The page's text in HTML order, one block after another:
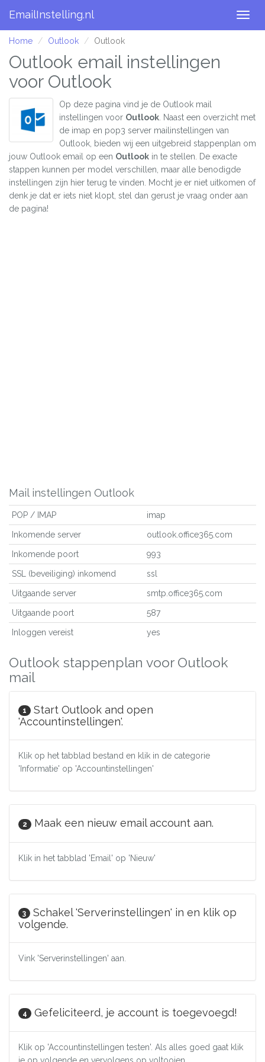
EmailInstelling.nl
Home Outlook Outlook
Outlook email instellingen
voor Outlook
Op deze pagina vind je de Outlook mail
instellingen voor Outlook . Naast een overzicht met
de imap en pop3 server mailinstellingen van
Outlook, bieden wij een uitgebreid stappenplan om
jouw Outlook email op een Outlook in te stellen. De exacte
stappen kunnen per model verschillen, maar alle benodigde
instellingen zijn hier terug te vinden. Mocht je er niet uitkomen of
denk je dat er iets niet klopt, stel dan gerust je vraag onder aan
de pagina!
Mail instellingen Outlook
POP / IMAP imap
Inkomende server outlook.office365.com
Inkomende poort 993
SSL (beveiliging) inkomend ssl
Uitgaande server smtp.office365.com
Uitgaande poort 587
Inloggen vereist yes
Outlook stappenplan voor Outlook
mail
1
Start Outlook and open
'Accountinstellingen'.
Klik op het tabblad bestand en klik in de categorie
'Informatie' op 'Accountinstellingen'
2 Maak een nieuw email account aan.
Klik in het tabblad 'Email' op 'Nieuw'
3
Schakel 'Serverinstellingen' in en klik op
volgende.
Vink 'Serverinstellingen' aan.
4 Gefeliciteerd, je account is toegevoegd!
Klik op 'Accountinstellingen testen'. Als alles goed gaat klik